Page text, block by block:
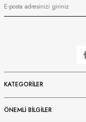
KATEGORILER
ÖNEMLI BILGILER